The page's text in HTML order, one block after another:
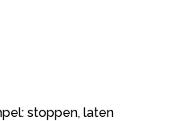
stoppen, laten